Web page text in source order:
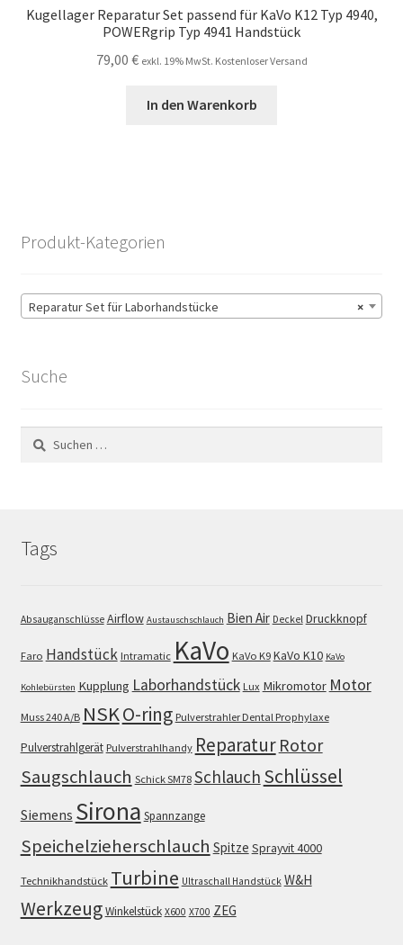
Kugellager Reparatur Set passend für KaVo K12 Typ 4940,
POWERgrip Typ 4941 Handstück
79,00 € exkl. 19% MwSt. Kostenloser Versand
In den Warenkorb
Produkt-Kategorien
×
Reparatur Set für Laborhandstücke
Suche
Suchen
nach:
Tags
Absauganschlüsse Airflow Austauschschlauch Bien Air Deckel Druckknopf
Faro Handstück Intramatic KaVo KaVo K9 KaVo K10 KaVo
Kohlebürsten Kupplung Laborhandstück Lux Mikromotor Motor
Muss 240 A/B NSKO-ring Pulverstrahler Dental Prophylaxe
Pulverstrahlgerät Pulverstrahlhandy Reparatur Rotor
Saugschlauch Schick SM78 Schlauch Schlüssel
Siemens Sirona Spannzange
Speichelzieherschlauch Spitze Sprayvit 4000
Technikhandstück Turbine Ultraschall Handstück W&H
WerkzeugWinkelstück X600 X700 ZEG